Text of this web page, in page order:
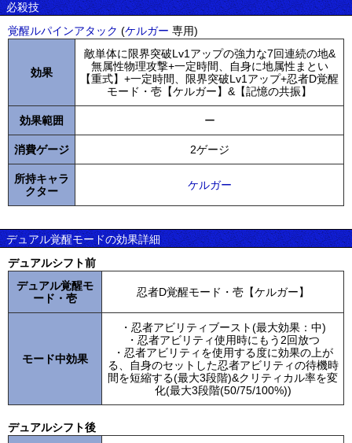
必殺技
覚醒ルパインアタック (ケルガー 専用)
効果
敵単体に限界突破Lv1アップの強力な7回連続の地&
無属性物理攻撃+一定時間、自身に地属性まとい
【重式】+一定時間、限界突破Lv1アップ+忍者D覚醒
モード・壱【ケルガー】&【記憶の共振】
効果範囲 ー
消費ゲージ 2ゲージ
所持キャラ
クター
ケルガー
デュアル覚醒モードの効果詳細
デュアルシフト前
デュアル覚醒モ
ード・壱
忍者D覚醒モード・壱【ケルガー】
モード中効果
・忍者アビリティブースト(最大効果：中)
・忍者アビリティ使用時にもう2回放つ
・忍者アビリティを使用する度に効果の上が
る、自身のセットした忍者アビリティの待機時
間を短縮する(最大3段階)&クリティカル率を変
化(最大3段階(50/75/100%))
デュアルシフト後